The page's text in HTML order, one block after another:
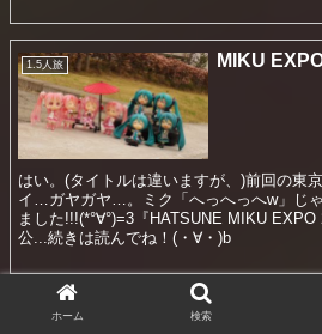
1.5人旅 MIKU
はい。(タイトルは違いますが、)前回の東
イ…ガヤガヤ…。ミク「へっへっへw」じ
ました!!!(*°∀°)=3『HATSUNE MIKU
公...続きは読んでね！(・∀・)b
1.5人旅 ひらかた
ホーム 検索